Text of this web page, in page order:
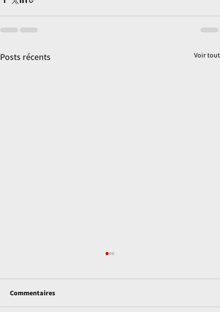
Posts récents Voir tout
Commentaires